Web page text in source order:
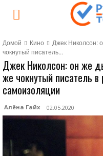
Домой Кино
Джек Николсон:
чокнутый писатель...
Джек Николсон: он же
же чокнутый писатель
самоизоляции
Алёна Гайх 02.05.2020